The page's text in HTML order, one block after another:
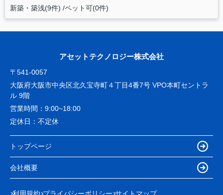
新築・築浅(9件) ペット可(0件)
アセットテクノロジー株式会社
〒541-0057
大阪府大阪市中央区北久宝寺町４丁目4番7号 VPO本町セントラ
ル 9階
営業時間： 9:00~18:00
定休日： 不定休
トップページ
会社概要